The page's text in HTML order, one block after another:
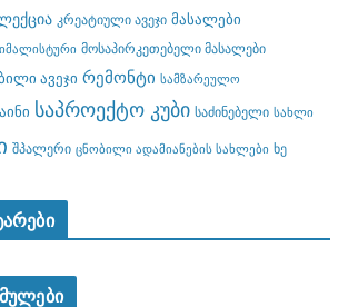
კრეატიული ავეჯი მასალები
მოსაპირკეთებელი მასალები
ავეჯი რემონტი სამზარეულო
საპროექტო კუბი საძინებელი სახლი
შპალერი ცნობილი ადამიანების სახლები ხე